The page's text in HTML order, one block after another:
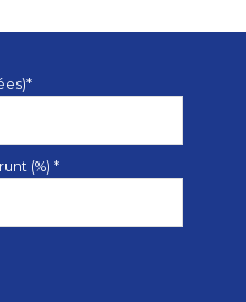
(%) *